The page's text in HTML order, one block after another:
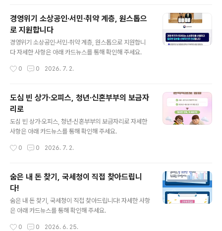
경영위기 소상공인·서민·취약 계층, 원스톱으
로 지원합니다
경영위기 소상공인·서민·취약 계층, 원스톱으로 지원합니
다 자세한 사항은 아래 카드뉴스를 통해 확인해 주세요.
0 0 2026. 7. 2.
도심 빈 상가·오피스, 청년·신혼부부의 보금자
리로
도심 빈 상가·오피스, 청년·신혼부부의 보금자리로 자세한
사항은 아래 카드뉴스를 통해 확인해 주세요.
0 0 2026. 7. 2.
숨은 내 돈 찾기, 국세청이 직접 찾아드립니
다!
숨은 내 돈 찾기, 국세청이 직접 찾아드립니다! 자세한 사항
은 아래 카드뉴스를 통해 확인해 주세요.
0 0 2026. 6. 25.